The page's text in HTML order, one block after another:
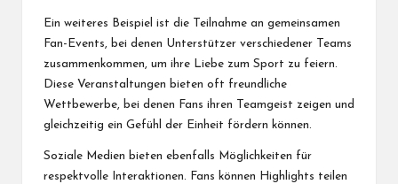
Ein weiteres Beispiel ist die Teilnahme an gemeinsamen
Fan-Events, bei denen Unterstützer verschiedener Teams
zusammenkommen, um ihre Liebe zum Sport zu feiern.
Diese Veranstaltungen bieten oft freundliche
Wettbewerbe, bei denen Fans ihren Teamgeist zeigen und
gleichzeitig ein Gefühl der Einheit fördern können.
Soziale Medien bieten ebenfalls Möglichkeiten für
respektvolle Interaktionen. Fans können Highlights teilen